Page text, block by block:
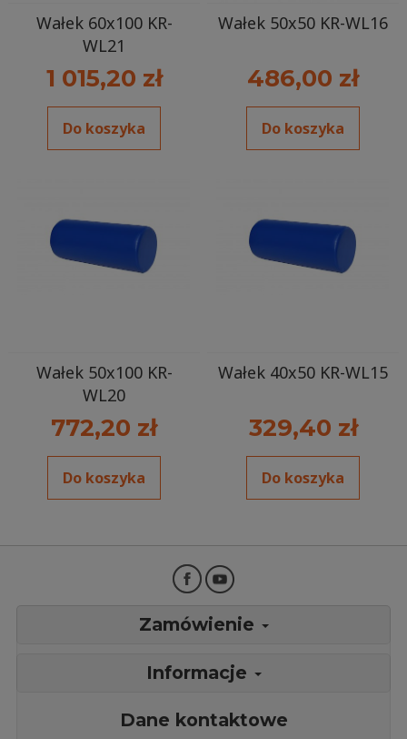
Wałek 60x100 KR-
WL21
1 015,20 zł
Do koszyka
Wałek 50x50 KR-WL16
486,00 zł
Do koszyka
Wałek 50x100 KR-
WL20
772,20 zł
Do koszyka
Wałek 40x50 KR-WL15
329,40 zł
Do koszyka
Zamówienie
Informacje
Dane kontaktowe